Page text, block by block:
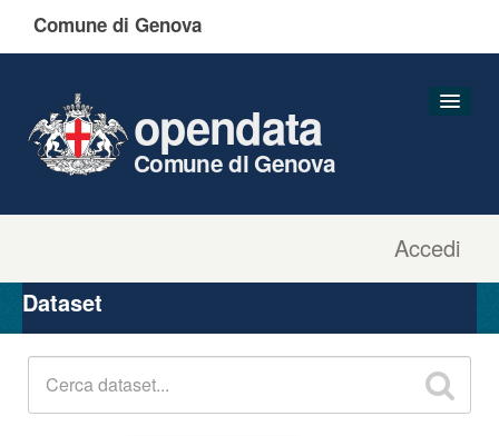
Comune di Genova
Accedi
opendata
Comune di Genova
Organizzazioni
Gruppi
Dataset